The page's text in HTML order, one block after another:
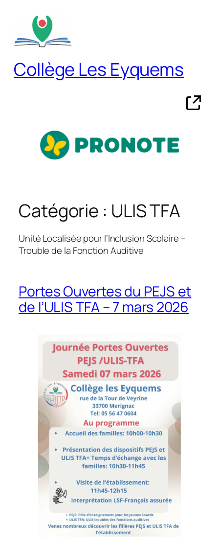
contenu
Collège Les Eyquems
Catégorie : ULIS TFA
Unité Localisée pour l’Inclusion Scolaire –
Trouble de la Fonction Auditive
Portes Ouvertes du PEJS et
de l’ULIS TFA – 7 mars 2026